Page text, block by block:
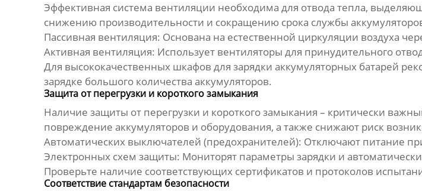
Эффективная система вентиляции необходима для отвода тепла,
снижению производительности и сокращению срока службы
Пассивная вентиляция: Основана на естественной циркуляции воздуха
Активная вентиляция: Использует вентиляторы для принудительного
Для высококачественных шкафов для зарядки аккумуляторных батарей
зарядке большого количества аккумуляторов.
Защита от перегрузки и короткого замыкания
Наличие защиты от перегрузки и короткого замыкания – критически
повреждение аккумуляторов и оборудования, а также снижают риск
Автоматических выключателей (предохранителей): Отключают питание
Электронных схем защиты: Мониторят параметры зарядки и
Проверьте наличие соответствующих сертификатов и протоколов
Соответствие стандартам безопасности